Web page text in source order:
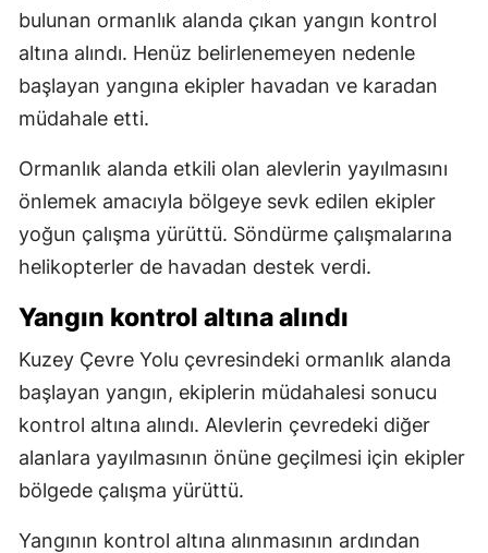
bulunan ormanlık alanda çıkan yangın kontrol
altına alındı. Henüz belirlenemeyen nedenle
başlayan yangına ekipler havadan ve karadan
müdahale etti.
Ormanlık alanda etkili olan alevlerin yayılmasını
önlemek amacıyla bölgeye sevk edilen ekipler
yoğun çalışma yürüttü. Söndürme çalışmalarına
helikopterler de havadan destek verdi.
Yangın kontrol altına alındı
Kuzey Çevre Yolu çevresindeki ormanlık alanda
başlayan yangın, ekiplerin müdahalesi sonucu
kontrol altına alındı. Alevlerin çevredeki diğer
alanlara yayılmasının önüne geçilmesi için ekipler
bölgede çalışma yürüttü.
Yangının kontrol altına alınmasının ardından